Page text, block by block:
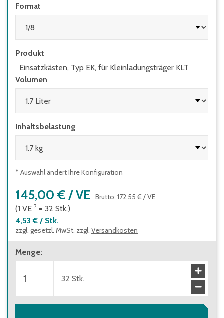
Format
Produkt
Einsatzkästen, Typ EK, für Kleinladungsträger KLT
Volumen
Inhaltsbelastung
* Auswahl ändert Ihre Konfiguration
145,00 € /VE Brutto: 172,55 € /VE
(1 VE ? = 32 Stk.)
4,53 € / Stk.
zzgl. gesetzl. MwSt. zzgl. Versandkosten
Menge:
32 Stk.